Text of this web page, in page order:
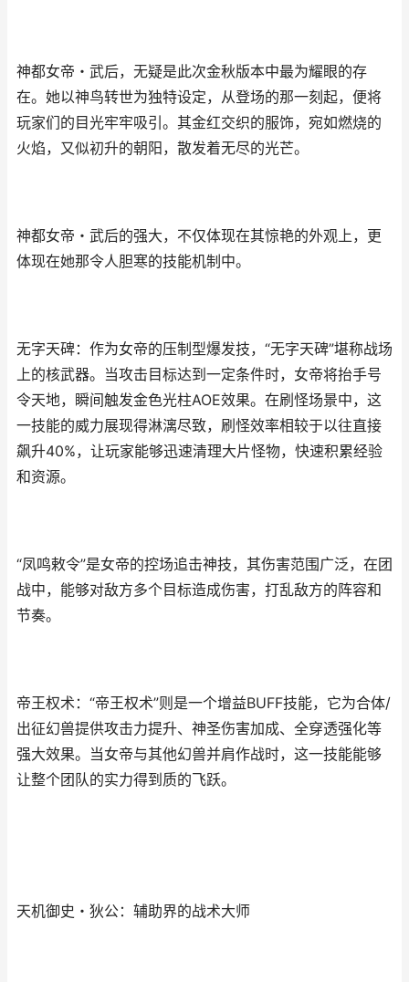
神都女帝・武后，无疑是此次金秋版本中最为耀眼的存
在。她以神鸟转世为独特设定，从登场的那一刻起，便将
玩家们的目光牢牢吸引。其金红交织的服饰，宛如燃烧的
火焰，又似初升的朝阳，散发着无尽的光芒。
神都女帝・武后的强大，不仅体现在其惊艳的外观上，更
体现在她那令人胆寒的技能机制中。
无字天碑：作为女帝的压制型爆发技，“无字天碑”堪称战场
上的核武器。当攻击目标达到一定条件时，女帝将抬手号
令天地，瞬间触发金色光柱AOE效果。在刷怪场景中，这
一技能的威力展现得淋漓尽致，刷怪效率相较于以往直接
飙升40%，让玩家能够迅速清理大片怪物，快速积累经验
和资源。
“凤鸣敕令”是女帝的控场追击神技，其伤害范围广泛，在团
战中，能够对敌方多个目标造成伤害，打乱敌方的阵容和
节奏。
帝王权术：“帝王权术”则是一个增益BUFF技能，它为合体/
出征幻兽提供攻击力提升、神圣伤害加成、全穿透强化等
强大效果。当女帝与其他幻兽并肩作战时，这一技能能够
让整个团队的实力得到质的飞跃。
天机御史・狄公：辅助界的战术大师